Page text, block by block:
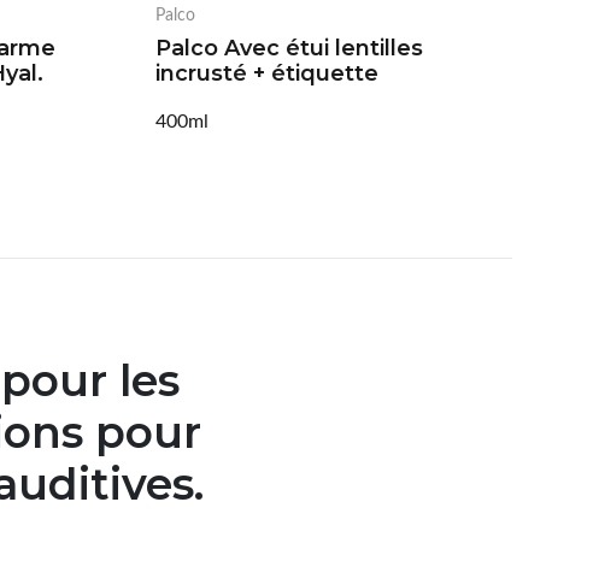
Palco
Palco Avec étui lentilles
incrusté + étiquette
400ml
les
pour